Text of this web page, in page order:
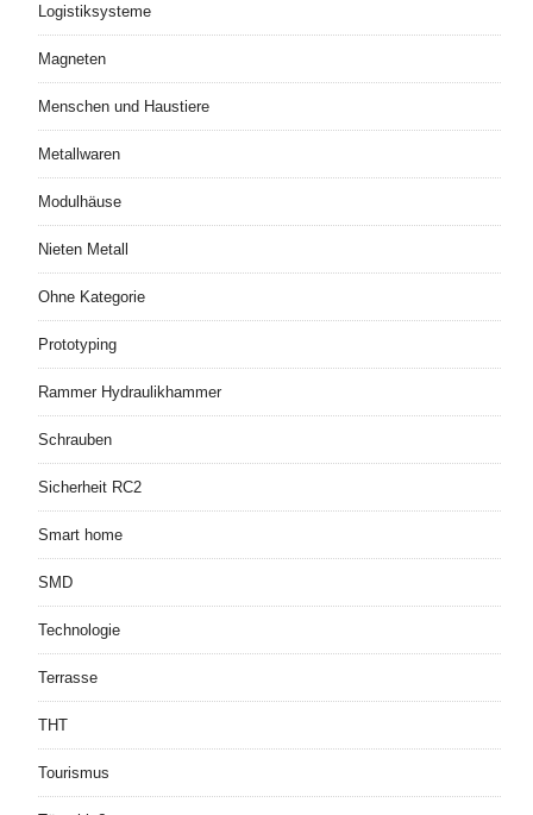
Logistiksysteme
Magneten
Menschen und Haustiere
Metallwaren
Modulhäuse
Nieten Metall
Ohne Kategorie
Prototyping
Rammer Hydraulikhammer
Schrauben
Sicherheit RC2
Smart home
SMD
Technologie
Terrasse
THT
Tourismus